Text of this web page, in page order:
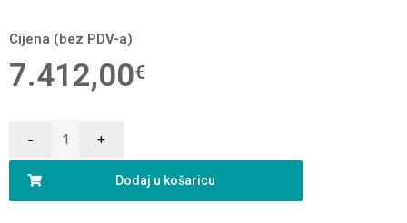
Cijena (bez PDV-a)
7.412,00€
Dodaj u košaricu